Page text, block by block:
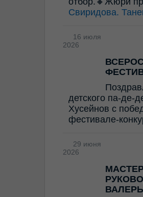
Свиридова.
16 июля
2026
детского па-де-
Хусейнов с
фестивале-
29 июня
2026